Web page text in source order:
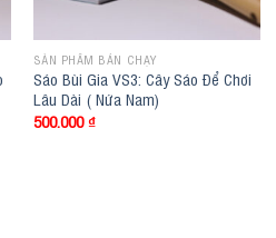
SẢN PHẨM BÁN CHẠY
Sáo Bùi Gia VS3: Cây Sáo Để Chơi
Lâu Dài ( Nứa Nam)
500.000₫